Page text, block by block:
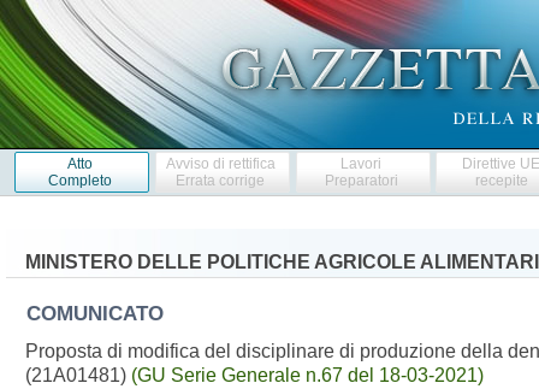
Atto
Completo
Avviso di rettifica
Errata corrige
Lavori
Preparatori
Direttive
recepite
MINISTERO DELLE POLITICHE AGRICOLE
COMUNICATO
Proposta di modifica del disciplinare di produzione della
(21A01481) (GU Serie Generale n.67 del 18-03-2021)